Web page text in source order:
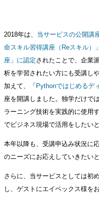
2018年は、 当サービスの公開講
命スキル習得講座（Reスキル）
座」に認定されたことで、企業
析を学習されたい方にも受講し
加えて、「 Pythonではじめるデ
座を開講しました。独学だけで
ラーニング技術を実践的に使用
でビジネス現場で活用をしたい
本年以降も、受講申込み状況に
のニーズにお応えしていきたい
さらに、当サービスとしては初
し、ゲストにエイベックス様を